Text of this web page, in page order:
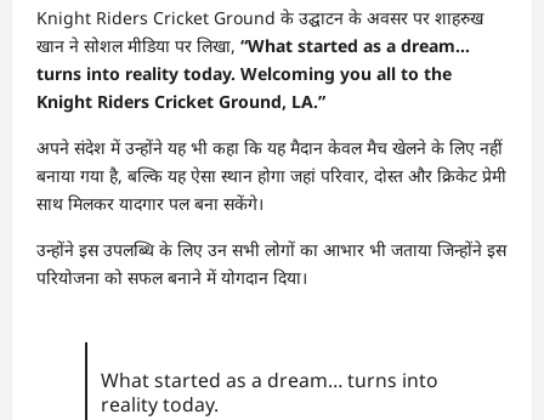
Knight Riders Cricket Ground के उद्घाटन के अवसर पर शाहरुख
खान ने सोशल मीडिया पर लिखा, “What started as a dream…
turns into reality today. Welcoming you all to the
Knight Riders Cricket Ground, LA.”
अपने संदेश में उन्होंने यह भी कहा कि यह मैदान केवल मैच खेलने के लिए नहीं
बनाया गया है, बल्कि यह ऐसा स्थान होगा जहां परिवार, दोस्त और क्रिकेट प्रेमी
साथ मिलकर यादगार पल बना सकेंगे।
उन्होंने इस उपलब्धि के लिए उन सभी लोगों का आभार भी जताया जिन्होंने इस
परियोजना को सफल बनाने में योगदान दिया।
What started as a dream… turns into
reality today.